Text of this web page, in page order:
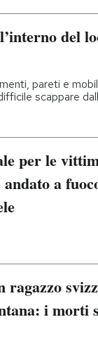
del
pareti e
scappare
per le
a
ragazzo
i morti